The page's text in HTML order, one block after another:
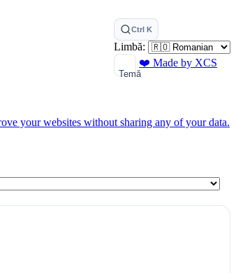
Ctrl K
Limbă:
Temă
❤️ Made by XCS
your websites without sharing any of your data.